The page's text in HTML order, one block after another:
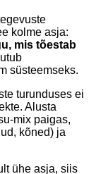
kolme asja:
mis tõestab
süsteemseks.
turunduses ei
Alusta
mix paigas,
kõned) ja
ühe asja, siis